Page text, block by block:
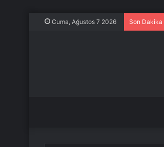
Cuma, Ağustos 7 2026 Son Dakika